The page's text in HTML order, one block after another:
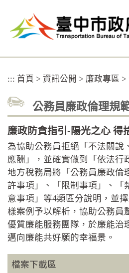
容
::: 首頁 > 資訊公開 > 廉政專區 >
公務員廉政倫理規
廉政防貪指引-陽光之心 得
為協助公務員拒絕「不法關說
應酬」，並確實做到「依法行
地方稅務局將「公務員廉政倫
許事項」、「限制事項」、「
意事項」等4類區分說明，並
樣案例予以解析，協助公務員
優質廉能服務團隊，於廉能治
邁向廉能共好願的幸福景。
檔案下載區